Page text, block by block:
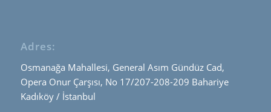
Adres:
Osmanağa Mahallesi, General Asım Gündüz Cad,
Opera Onur Çarşısı, No 17/207-208-209 Bahariye
Kadıköy / İstanbul